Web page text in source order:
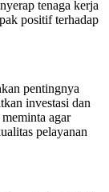
tenaga kerja
positif terhadap
pentingnya
investasi dan
agar
pelayanan